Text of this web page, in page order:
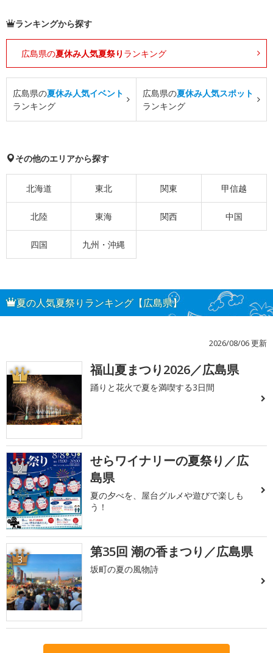
ランキングから探す
広島県の夏休み人気夏祭り ランキング
広島県の夏休み人気イベント
ランキング
広島県の夏休み人気スポット
ランキング
その他のエリアから探す
北海道 東北 関東 甲信越
北陸 東海 関西 中国
四国 九州・沖縄
夏の人気夏祭りランキング【広島県】
2026/08/06 更新
1 福山夏まつり2026／広島県
踊りと花火で夏を満喫する3日間
2
せらワイナリーの夏祭り／広
島県
夏の夕べを、屋台グルメや遊びで楽しも
う！
3 第35回 潮の香まつり／広島県
坂町の夏の風物詩